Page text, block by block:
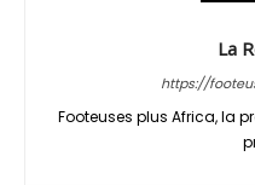
La
https://
Footeuses plus Africa, la